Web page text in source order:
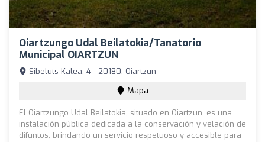
Oiartzungo Udal Beilatokia/Tanatorio
Municipal OIARTZUN
Sibeluts Kalea, 4 - 20180, Oiartzun
Mapa
El Oiartzungo Udal Beilatokia, situado en Oiartzun, es una
instalación pública dedicada a la conservación y velación de
difuntos, brindando un servicio respetuoso y accesible para